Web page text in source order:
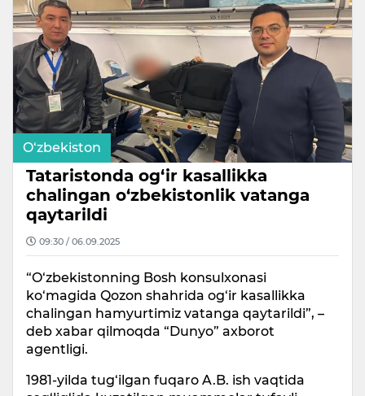
O‘zbekiston
Tataristonda og‘ir kasallikka
chalingan o‘zbekistonlik vatanga
qaytarildi
09:30 / 06.09.2025
“O‘zbekistonning Bosh konsulxonasi
ko‘magida Qozon shahrida og‘ir kasallikka
chalingan hamyurtimiz vatanga qaytarildi”, –
deb xabar qilmoqda “Dunyo” axborot
agentligi.
1981-yilda tug‘ilgan fuqaro A.B. ish vaqtida